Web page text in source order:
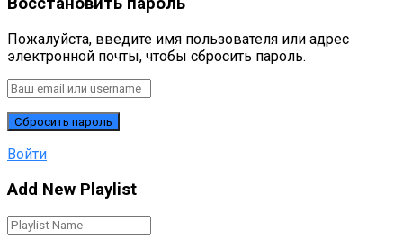
Пожалуйста, введите имя пользователя или адрес
электронной почты, чтобы сбросить пароль.
Войти
Add New Playlist